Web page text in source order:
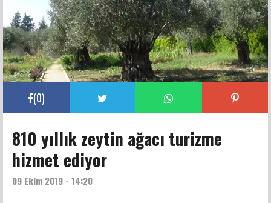
(0)
810 yıllık zeytin ağacı turizme
hizmet ediyor
09 Ekim 2019 - 14:20